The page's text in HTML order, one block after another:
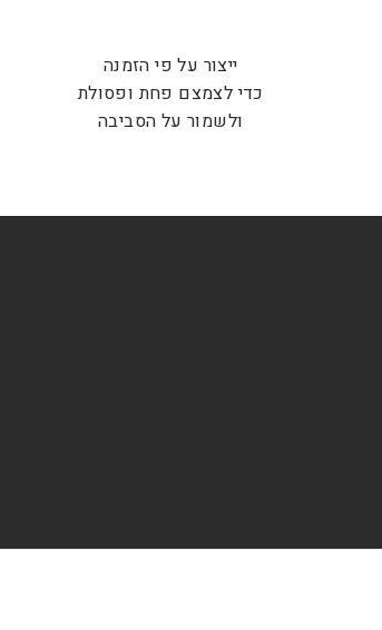
ייצור על פי הזמנה
כדי לצמצם פחת ופסולת
ולשמור על הסביבה